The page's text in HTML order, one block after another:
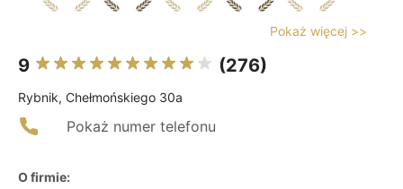
Pokaż więcej >>
9 (276)
Rybnik, Chełmońskiego 30a
Pokaż numer telefonu
O firmie: